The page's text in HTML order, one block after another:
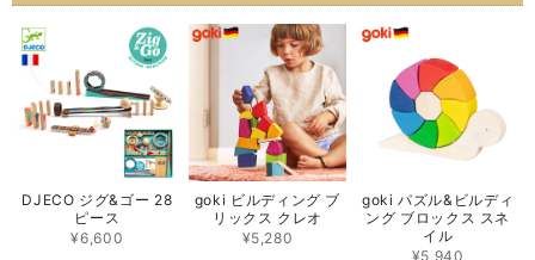
DJECO ジグ&ゴー 28
ピース
¥6,600
goki ビルディング ブ
リックス クレオ
¥5,280
goki パズル&ビルディ
ング ブロックス スネ
イル
¥5,940